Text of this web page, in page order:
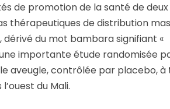
de promotion de la santé de deux
thérapeutiques de distribution
dérivé du mot bambara signifiant «
importante étude randomisée
aveugle, contrôlée par placebo, à
du Mali.